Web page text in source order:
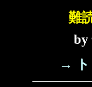
難
by
→ ト